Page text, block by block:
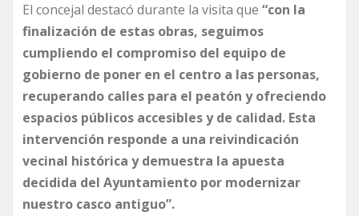
El concejal destacó durante la visita que “con la
finalización de estas obras, seguimos
cumpliendo el compromiso del equipo de
gobierno de poner en el centro a las personas,
recuperando calles para el peatón y ofreciendo
espacios públicos accesibles y de calidad. Esta
intervención responde a una reivindicación
vecinal histórica y demuestra la apuesta
decidida del Ayuntamiento por modernizar
nuestro casco antiguo”.